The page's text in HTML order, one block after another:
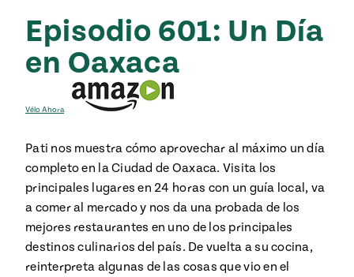
Parrilla
Aprovecha
al
máximo
la
S14
1409:
Pati Jinich
of La
sabores de
de la
ENGLISH•ESPAÑOL
Episodio 601: Un Día
en Oaxaca
Vélo Ahora
Pati nos muestra cómo aprovechar al máximo un día
completo en la Ciudad de Oaxaca. Visita los
principales lugares en 24 horas con un guía local, va
a comer al mercado y nos da una probada de los
mejores restaurantes en uno de los principales
destinos culinarios del país. De vuelta a su cocina,
reinterpreta algunas de las cosas que vio en el